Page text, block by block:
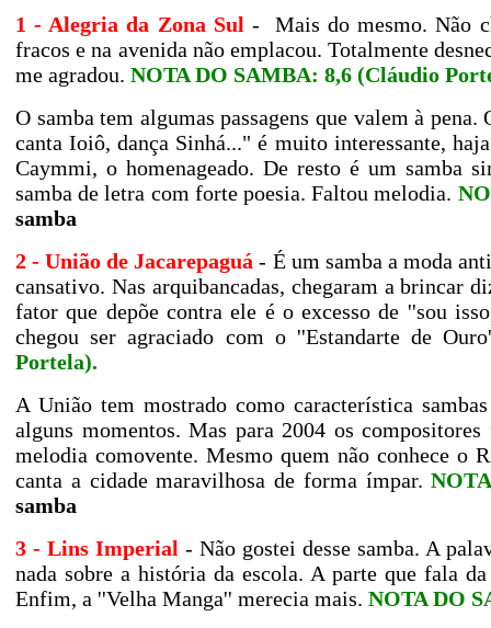
1 - Alegria da Zona Sul -
Mais do mesmo. Não
fracos e na avenida não emplacou. Totalmente
me agradou. NOTA DO SAMBA: 8,6 (Cláudio
O samba tem algumas passagens que valem à
canta Ioiô, dança Sinhá..." é muito interessante,
Caymmi, o homenageado. De resto é um samba
samba de letra com forte poesia. Faltou melodia.
samba
2 - União de Jacarepaguá - É um samba a moda
cansativo. Nas arquibancadas, chegaram a brincar
fator que depõe contra ele é o excesso de ''sou
chegou ser agraciado com o ''Estandarte de
Portela).
A União tem mostrado como característica
alguns momentos. Mas para 2004 os
melodia comovente. Mesmo quem não conhece o
canta a cidade maravilhosa de forma ímpar.
samba
3 - Lins Imperial - Não gostei desse samba. A
nada sobre a história da escola. A parte que fala
Enfim, a ''Velha Manga'' merecia mais. NOTA DO